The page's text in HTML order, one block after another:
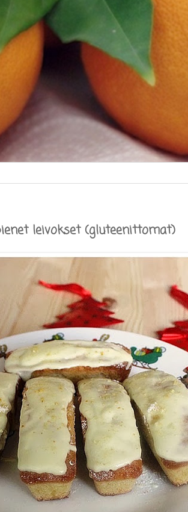
leivokset (gluteenittomat)